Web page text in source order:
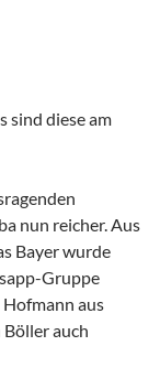
sind diese am
nun reicher. Aus
Bayer wurde
Gruppe
aus
auch